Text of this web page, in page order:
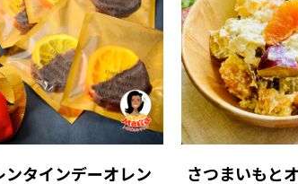
ンタインデーオレン
さつまいもと